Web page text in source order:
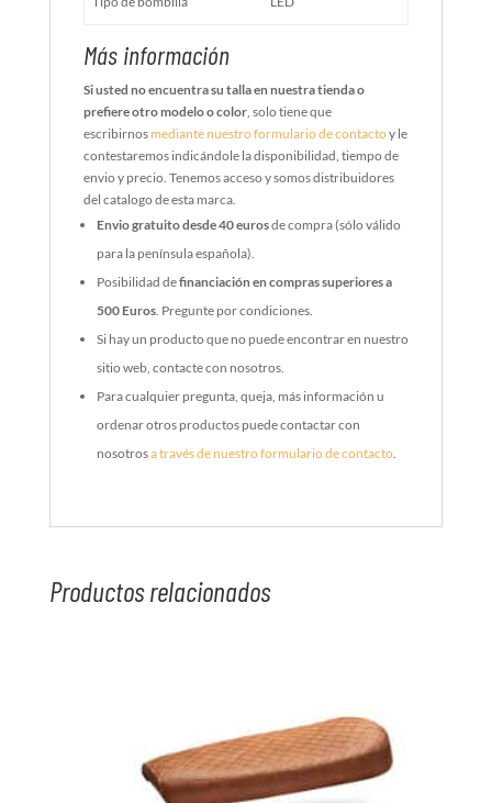
Más información
Si usted no encuentra su talla en nuestra tienda o
prefiere otro modelo o color, solo tiene que
escribirnos mediante nuestro formulario de contactoy le
contestaremos indicándole la disponibilidad, tiempo de
envio y precio. Tenemos acceso y somos distribuidores
del catalogo de esta marca.
Envio gratuito desde 40 eurosde compra (sólo válido
para la península española).
Posibilidad definanciación en compras superiores a
500 Euros. Pregunte por condiciones.
Si hay un producto que no puede encontrar en nuestro
sitio web, contacte con nosotros.
Para cualquier pregunta, queja, más información u
ordenar otros productos puede contactar con
nosotrosa través de nuestro formulario de contacto.
Productos relacionados